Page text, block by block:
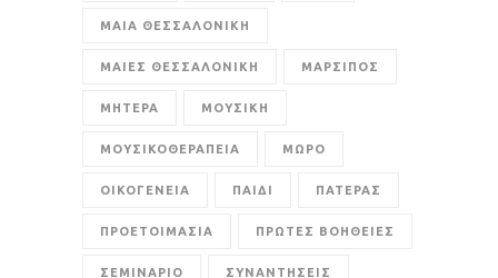
ΜΑΙΑ ΘΕΣΣΑΛΟΝΙΚΗ
ΜΑΙΕΣ ΘΕΣΣΑΛΟΝΙΚΗ ΜΑΡΣΙΠΟΣ
ΜΗΤΕΡΑ ΜΟΥΣΙΚΗ
ΜΟΥΣΙΚΟΘΕΡΑΠΕΙΑ ΜΩΡΟ
ΟΙΚΟΓΕΝΕΙΑ ΠΑΙΔΙ ΠΑΤΕΡΑΣ
ΠΡΟΕΤΟΙΜΑΣΙΑ ΠΡΩΤΕΣ ΒΟΗΘΕΙΕΣ
ΣΕΜΙΝΑΡΙΟ ΣΥΝΑΝΤΗΣΕΙΣ